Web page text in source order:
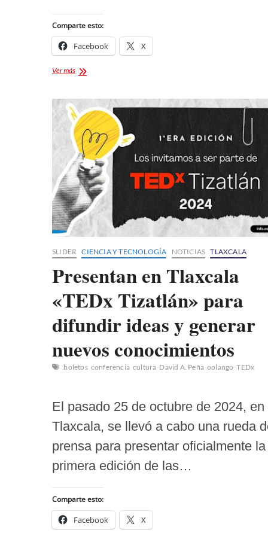
Comparte esto:
Facebook X
Ver másTecate
Cartel
oficial
y
fechas
SLIDER CIENCIA Y TECNOLOGÍA NOTICIAS TLAXCALA
Presentan en Tlaxcala
«TEDx Tizatlán» para
difundir ideas y generar
nuevos conocimientos
boletos conferencia cultura David A. Peña oolango TEDx
El pasado 25 de octubre de 2024, en
Tlaxcala, se llevó a cabo una rueda
prensa para presentar oficialmente la
primera edición de las…
Comparte esto:
Facebook X